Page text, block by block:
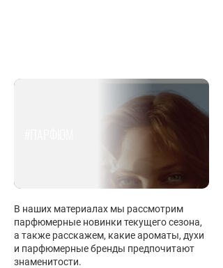
В наших материалах мы рассмотрим
парфюмерные новинки текущего сезона,
а также расскажем, какие ароматы, духи
и парфюмерные бренды предпочитают
знаменитости.